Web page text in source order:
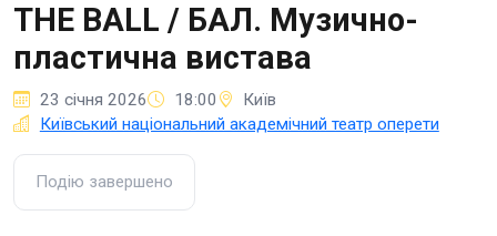
THE BALL / БАЛ. Музично-
пластична вистава
23 січня 2026 18:00
Київ
Київський національний академічний театр оперети
Подію завершено